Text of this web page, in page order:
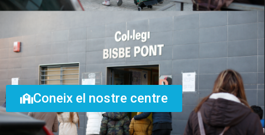
Coneix el nostre centre